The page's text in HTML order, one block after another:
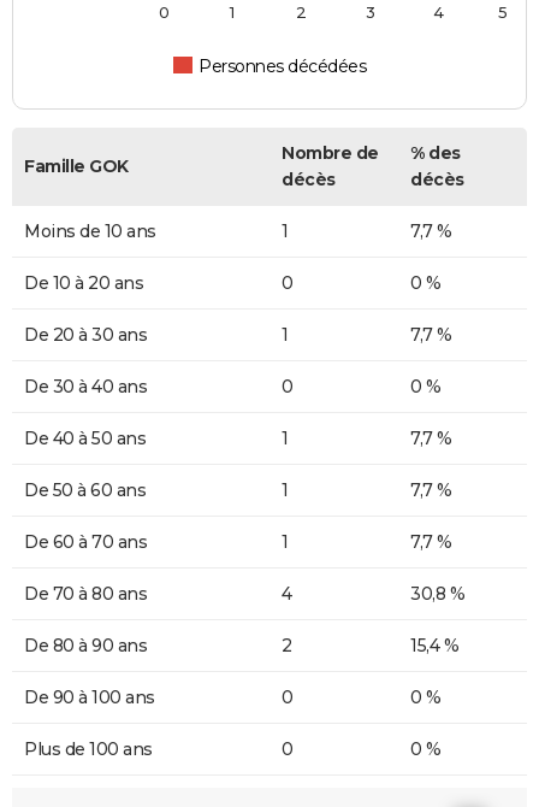
Personnes décédées
0 1 2 3 4 5
Famille GOK
Nombre de
décès
% des
décès
Moins de 10 ans 1 7,7 %
De 10 à 20 ans 0 0 %
De 20 à 30 ans 1 7,7 %
De 30 à 40 ans 0 0 %
De 40 à 50 ans 1 7,7 %
De 50 à 60 ans 1 7,7 %
De 60 à 70 ans 1 7,7 %
De 70 à 80 ans 4 30,8 %
De 80 à 90 ans 2 15,4 %
De 90 à 100 ans 0 0 %
Plus de 100 ans 0 0 %